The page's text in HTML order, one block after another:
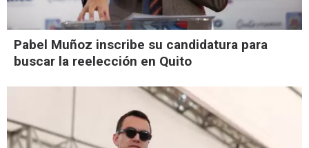
Pabel Muñoz inscribe su candidatura para
buscar la reelección en Quito